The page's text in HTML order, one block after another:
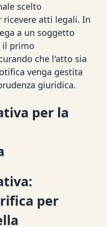
scelto
ricevere atti legali. In
a un soggetto
il primo
che l'atto sia
venga gestita
giuridica.
per la
per